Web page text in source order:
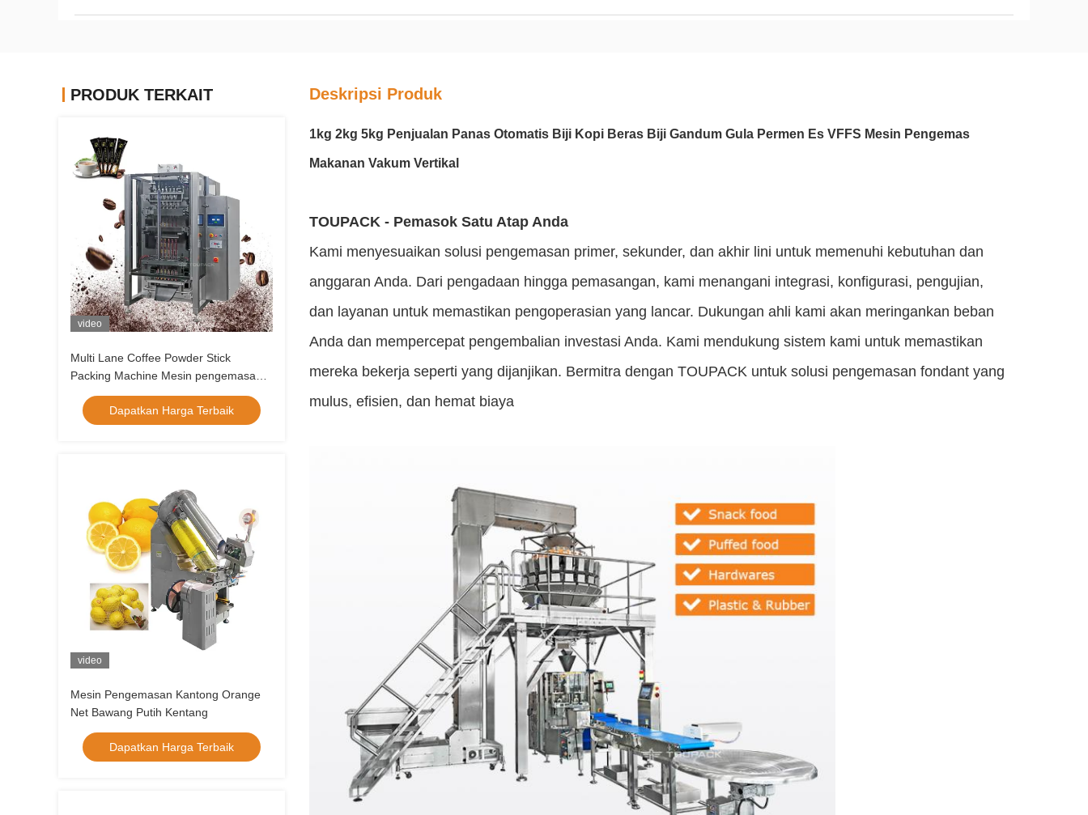
PRODUK TERKAIT
video
Multi Lane Coffee Powder Stick
Packing Machine Mesin pengemasan
Dapatkan Harga Terbaik
video
Mesin Pengemasan Kantong Orange
Net Bawang Putih Kentang
Dapatkan Harga Terbaik
Deskripsi Produk
1kg 2kg 5kg Penjualan Panas Otomatis Biji Kopi Beras Biji Gandum Gula Permen Es VFFS Mesin Pengemas
Makanan Vakum Vertikal
TOUPACK - Pemasok Satu Atap Anda
Kami menyesuaikan solusi pengemasan primer, sekunder, dan akhir lini untuk memenuhi kebutuhan dan
anggaran Anda. Dari pengadaan hingga pemasangan, kami menangani integrasi, konfigurasi, pengujian,
dan layanan untuk memastikan pengoperasian yang lancar. Dukungan ahli kami akan meringankan beban
Anda dan mempercepat pengembalian investasi Anda. Kami mendukung sistem kami untuk memastikan
mereka bekerja seperti yang dijanjikan. Bermitra dengan TOUPACK untuk solusi pengemasan fondant yang
mulus, efisien, dan hemat biaya